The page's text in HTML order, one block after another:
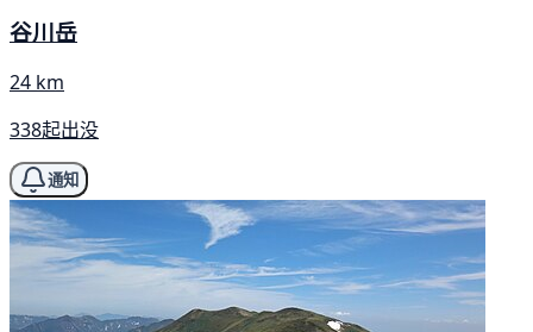
谷川岳
24 km
338起出没
通知